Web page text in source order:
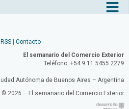
RSS | Contacto
El semanario del Comercio Exterior
Teléfono: +54 9 11 5455 2279
Autónoma de Buenos Aires – Argentina
© 2026 – El semanario del Comercio Exterior